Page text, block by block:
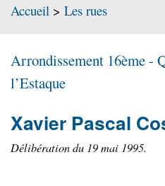
Accueil > Les rues
Arrondissement 16ème -
l’Estaque
Xavier Pascal
Délibération du 19 mai 1995.